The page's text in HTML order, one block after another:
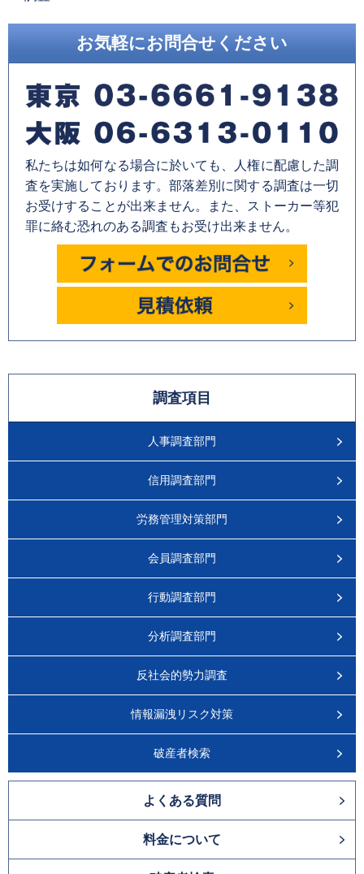
お気軽にお問合せください
私たちは如何なる場合に於いても、人権に配慮した調
査を実施しております。部落差別に関する調査は一切
お受けすることが出来ません。また、ストーカー等犯
罪に絡む恐れのある調査もお受け出来ません。
調査項目
人事調査部門
信用調査部門
労務管理対策部門
会員調査部門
行動調査部門
分析調査部門
反社会的勢力調査
情報漏洩リスク対策
破産者検索
よくある質問
料金について